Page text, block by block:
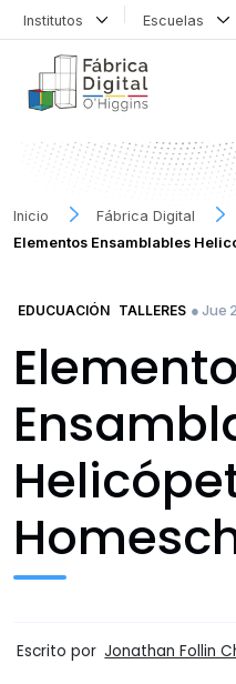
Institutos Escuelas
Inicio
Fábrica Digital
Elementos Ensamblables
EDUCUACIÓN TALLERES ● Jue
Escrito por Jonathan Follin